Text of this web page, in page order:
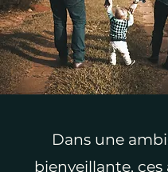
Dans une
bienveillante, ces